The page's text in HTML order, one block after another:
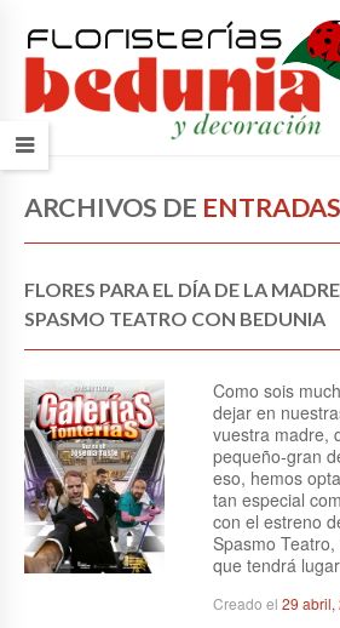
ARCHIVOS DE
FLORES PARA EL DÍA DE LA
SPASMO TEATRO CON BEDUNIA
Como sois
dejar en
vuestra madre,
pequeño-gran
eso, hemos
tan especial
con el estreno
Spasmo Teatro,
que tendrá
Creado el 29 abril,